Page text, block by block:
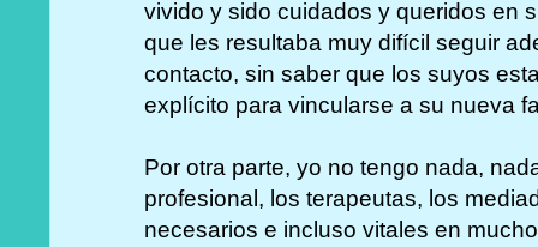
vivido y sido cuidados y queridos en
que les resultaba muy difícil seguir
contacto, sin saber que los suyos
explícito para vincularse a su nueva
Por otra parte, yo no tengo nada,
profesional, los terapeutas, los
necesarios e incluso vitales en